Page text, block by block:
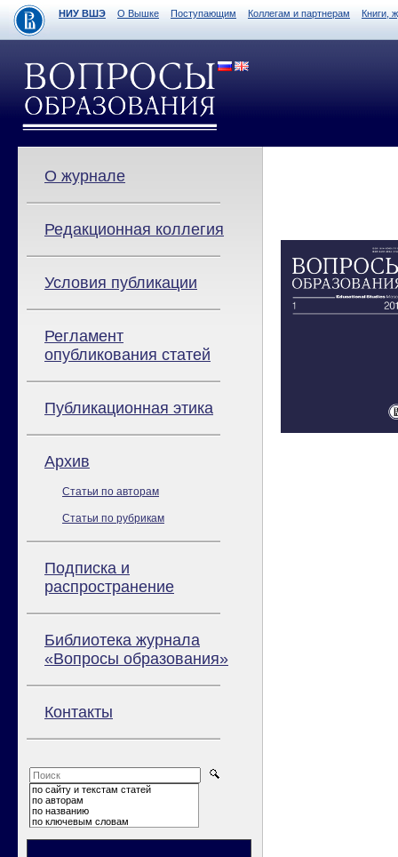
НИУ ВШЭ О Вышке Поступающим Коллегам и партнерам Книги,
О журнале
Редакционная коллегия
Условия публикации
Регламент
опубликования статей
Публикационная этика
Архив
Статьи по авторам
Статьи по рубрикам
Подписка и
распространение
Библиотека журнала
«Вопросы образования»
Контакты
по сайту и текстам статей
по авторам
по названию
по ключевым словам